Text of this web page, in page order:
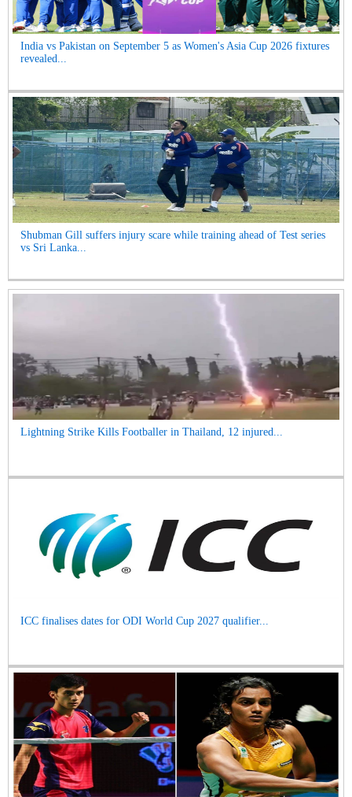
India vs Pakistan on September 5 as Women's Asia Cup 2026 fixtures
revealed...
Shubman Gill suffers injury scare while training ahead of Test series
vs Sri Lanka...
Lightning Strike Kills Footballer in Thailand, 12 injured...
ICC finalises dates for ODI World Cup 2027 qualifier...